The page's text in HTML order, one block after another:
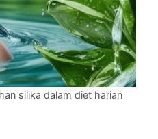
silika dalam diet harian